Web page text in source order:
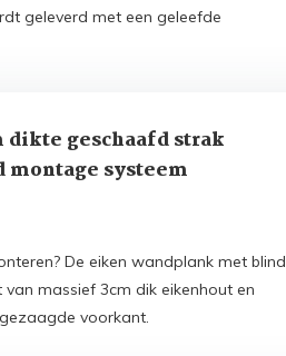
geleverd met een geleefde
geschaafd strak
montage systeem
De eiken wandplank met blind
massief 3cm dik eikenhout en
voorkant.